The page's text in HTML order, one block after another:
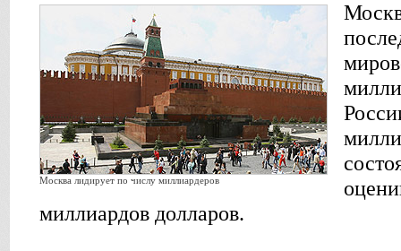
Москва лидирует по числу миллиардеров
миллиардов долларов.